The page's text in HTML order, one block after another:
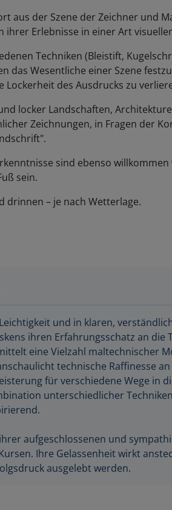
aus der Szene der Zeichner und
ihrer Erlebnisse in einer Art
Techniken (Bleistift,
das Wesentliche einer Szene
des Ausdrucks zu
locker Landschaften,
Zeichnungen, in Fragen der
sind ebenso
sein.
drinnen – je nach Wetterlage.
und in klaren,
ihren Erfahrungsschatz an die
eine Vielzahl maltechnischer
technische Raffinesse
für verschiedene Wege in
unterschiedlicher
aufgeschlossenen und
Ihre Gelassenheit wirkt
ausgelebt werden.